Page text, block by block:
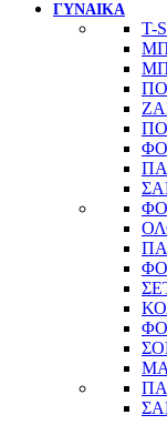
ΓΥΝΑΙΚΑ
T-